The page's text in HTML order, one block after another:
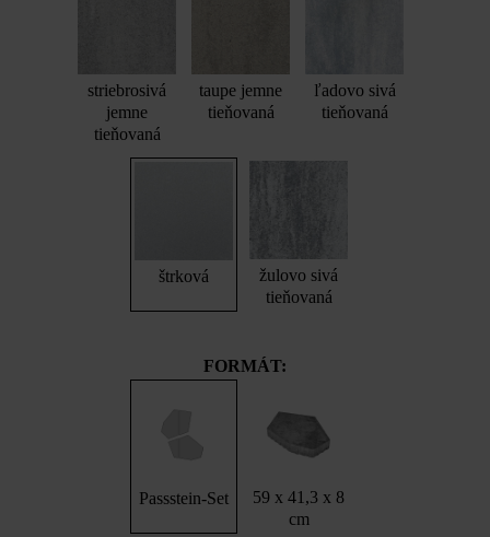
striebrosivá
jemne
tieňovaná
taupe jemne
tieňovaná
ľadovo sivá
tieňovaná
štrková
žulovo sivá
tieňovaná
FORMÁT:
Passstein-Set
59 x 41,3 x 8
cm